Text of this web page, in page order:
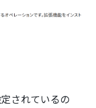
されているの